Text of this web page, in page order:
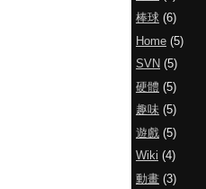
棒球 (6)
Home (5)
SVN (5)
硬體 (5)
趣味 (5)
遊戲 (5)
Wiki (4)
動畫 (3)